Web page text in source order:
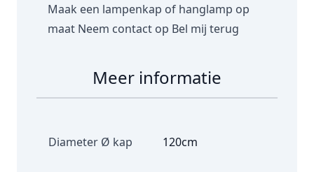
Maak een lampenkap of hanglamp op
maat Neem contact op Bel mij terug
Meer informatie
Diameter Ø kap 120cm